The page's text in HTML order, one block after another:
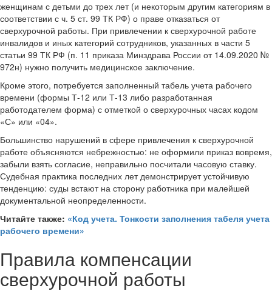
женщинам с детьми до трех лет (и некоторым другим категориям в
соответствии с ч. 5 ст. 99 ТК РФ) о праве отказаться от
сверхурочной работы. При привлечении к сверхурочной работе
инвалидов и иных категорий сотрудников, указанных в части 5
статьи 99 ТК РФ (п. 11 приказа Минздрава России от 14.09.2020 №
972н) нужно получить медицинское заключение.
Кроме этого, потребуется заполненный табель учета рабочего
времени (формы Т-12 или Т-13 либо разработанная
работодателем форма) с отметкой о сверхурочных часах кодом
«С» или «04».
Большинство нарушений в сфере привлечения к сверхурочной
работе объясняются небрежностью: не оформили приказ вовремя,
забыли взять согласие, неправильно посчитали часовую ставку.
Судебная практика последних лет демонстрирует устойчивую
тенденцию: суды встают на сторону работника при малейшей
документальной неопределенности.
Читайте также: «Код учета. Тонкости заполнения табеля учета
рабочего времени»
Правила компенсации
сверхурочной работы